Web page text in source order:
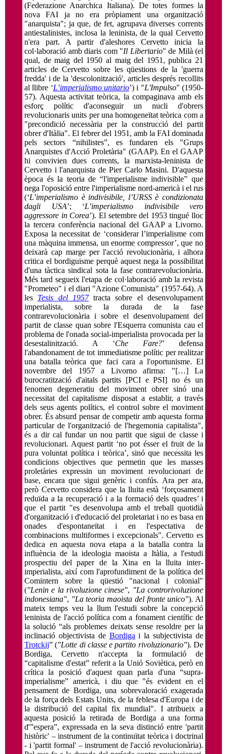
(Federazione Anarchica Italiana). De totes formes la
nova FAI ja no era pròpiament una organització
"anarquista"; ja que, de fet, agrupava diverses corrents
antiestalinistes, inclosa la leninista, de la qual Cervetto
n'era part. A partir d'aleshores Cervetto inicia la
col·laboració amb diaris com "Il Libertario" de Milà (el
qual, de maig del 1950 al maig del 1951, publica 21
articles de Cervetto sobre les qüestions de la 'guerra
fredda' i de la 'descolonització', articles després recollits
al llibre ‘L’imperialismo unitario’) i "L'Impulso" (1950-
57). Aquesta activitat teòrica, la compaginava amb els
esforç polític d'aconseguir un nucli d'obrers
revolucionaris units per una homogeneïtat teòrica com a
"precondició necessària per la construcció del partit
obrer d'Itàlia". El febrer del 1951, amb la FAI dominada
pels sectors “nihilistes”, es fundaren els "Grups
Anarquistes d'Acció Proletària" (GAAP). En el GAAP
hi convivien dues corrents, la marxista-leninista de
Cervetto i l'anarquista de Pier Carlo Masini. D'aquesta
època és la teoria de “l'imperialisme indivisible” que
nega l'oposició entre l'imperialisme nord-americà i el rus
(‘L’imperialismo è indivisibile, l’URSS è condizionata
dagli USA’; ‘L’imperialismo indivisibile vero
aggressore in Corea’). El setembre del 1953 tingué lloc
la tercera conferència nacional del GAAP a Livorno.
Exposa la necessitat de ‘considerar l’imperialisme com
una màquina immensa, un enorme compressor’, que no
deixarà cap marge per l'acció revolucionària, i alhora
critica el bordiguisme perquè aquest nega la possibilitat
d'una tàctica sindical sota la fase contrarevolucionària.
Més tard segueix l'etapa de col·laboració amb la revista
"Prometeo" i el diari "Azione Comunista" (1957-64). A
les Tesis del 1957tracta sobre el desenvolupament
imperialista, sobre la durada de la fase
contrarevolucionària i sobre el desenvolupament del
partit de classe quan sobre l'Esquerra comunista cau el
problema de l'onada social-imperialista provocada per la
desestalinització. A ‘Che Fare?’ defensa
l'abandonament de tot immediatisme polític per realitzar
una batalla teòrica que faci cara a l'oportunisme. El
novembre del 1957 a Livorno afirma: "[…] La
burocratització d'aitals partits [PCI e PSI] no és un
fenomen degeneratiu del moviment obrer sinó una
necessitat del capitalisme disposat a establir, a través
dels seus agents polítics, el control sobre el moviment
obrer. És absurd pensar de competir amb aquesta forma
particular de l'organització de l'hegemonia capitalista",
és a dir cal fundar un nou partit que sigui de classe i
revolucionari. Aquest partit ‘no pot ésser el fruit de la
pura voluntat política i teòrica’, sinó que necessita les
condicions objectives que permetin que les masses
proletàries expressin un moviment revolucionari de
base, encara que sigui genèric i confús. Ara per ara,
però Cervetto considera que la lluita està ‘forçosament
reduïda a la recuperació i a la formació dels quadres’ i
que el partit "es desenvolupa amb el treball quotidià
d'organització i d'educació del proletariat i no es basa en
onades d'espontaneïtat i en l'espectativa de
combinacions multiformes i excepcionals". Cervetto es
dedica en aquesta nova etapa a la batalla contra la
influència de la ideologia maoista a Itàlia, a l'estudi
prospectiu del paper de la Xina en la lluita inter-
imperialista, així com l'aprofundiment de la política del
Comintern sobre la qüestió "nacional i colonial"
("Lenin e la rivoluzione cinese", "La controrivoluzione
indonesiana", "La teoria maoista del fronte unico"). Al
mateix temps veu la llum l'estudi sobre la concepció
leninista de l'acció política com a fonament científic de
la solució “als problemes deixats sense resoldre per la
inclinació objectivista de Bordiga i la subjectivista de
Trotckij” ("Lotte di classe e partito rivoluzionario"). De
Bordiga, Cervetto n'accepta la formulació de
“capitalisme d'estat” referit a la Unió Soviètica, però en
crítica la posició d'aquest quan parla d'una “supra-
imperialisme” americà, i diu que "és evident en el
pensament de Bordiga, una sobrevaloració exagerada
de la força dels Estats Units, de la feblesa d'Europa i de
la distribució del capital fix mundial". I atribueix a
aquesta posició la retirada de Bordiga a una forma
d'”espera”, expressada en la seva distinció entre 'partit
històric' – instrument de la continuïtat teòrica i doctrinal
- i 'partit formal' – instrument de l'acció revolucionària).